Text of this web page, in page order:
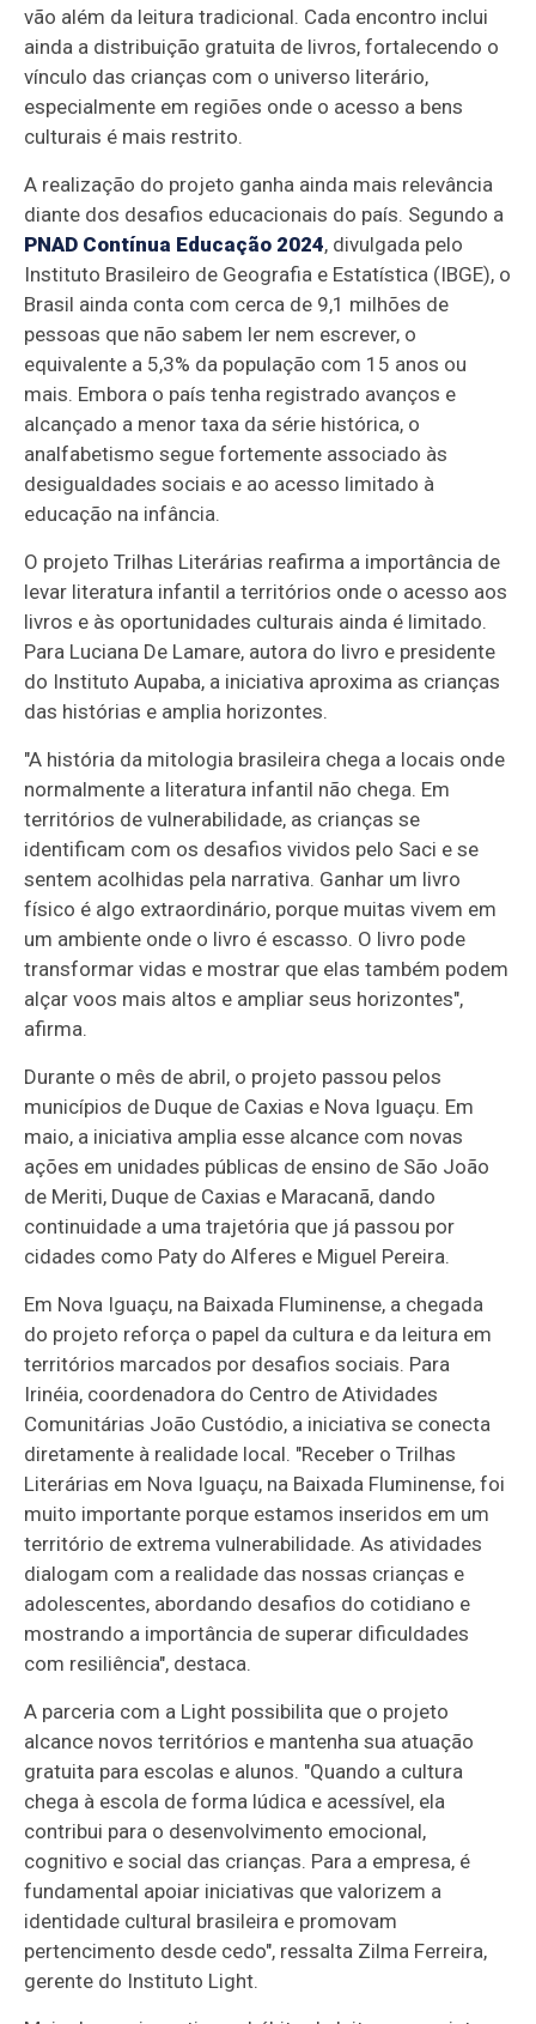
vão além da leitura tradicional. Cada encontro inclui
ainda a distribuição gratuita de livros, fortalecendo o
vínculo das crianças com o universo literário,
especialmente em regiões onde o acesso a bens
culturais é mais restrito.
A realização do projeto ganha ainda mais relevância
diante dos desafios educacionais do país. Segundo a
PNAD Contínua Educação 2024, divulgada pelo
Instituto Brasileiro de Geografia e Estatística (IBGE), o
Brasil ainda conta com cerca de 9,1 milhões de
pessoas que não sabem ler nem escrever, o
equivalente a 5,3% da população com 15 anos ou
mais. Embora o país tenha registrado avanços e
alcançado a menor taxa da série histórica, o
analfabetismo segue fortemente associado às
desigualdades sociais e ao acesso limitado à
educação na infância.
O projeto Trilhas Literárias reafirma a importância de
levar literatura infantil a territórios onde o acesso aos
livros e às oportunidades culturais ainda é limitado.
Para Luciana De Lamare, autora do livro e presidente
do Instituto Aupaba, a iniciativa aproxima as crianças
das histórias e amplia horizontes.
"A história da mitologia brasileira chega a locais onde
normalmente a literatura infantil não chega. Em
territórios de vulnerabilidade, as crianças se
identificam com os desafios vividos pelo Saci e se
sentem acolhidas pela narrativa. Ganhar um livro
físico é algo extraordinário, porque muitas vivem em
um ambiente onde o livro é escasso. O livro pode
transformar vidas e mostrar que elas também podem
alçar voos mais altos e ampliar seus horizontes",
afirma.
Durante o mês de abril, o projeto passou pelos
municípios de Duque de Caxias e Nova Iguaçu. Em
maio, a iniciativa amplia esse alcance com novas
ações em unidades públicas de ensino de São João
de Meriti, Duque de Caxias e Maracanã, dando
continuidade a uma trajetória que já passou por
cidades como Paty do Alferes e Miguel Pereira.
Em Nova Iguaçu, na Baixada Fluminense, a chegada
do projeto reforça o papel da cultura e da leitura em
territórios marcados por desafios sociais. Para
Irinéia, coordenadora do Centro de Atividades
Comunitárias João Custódio, a iniciativa se conecta
diretamente à realidade local. "Receber o Trilhas
Literárias em Nova Iguaçu, na Baixada Fluminense, foi
muito importante porque estamos inseridos em um
território de extrema vulnerabilidade. As atividades
dialogam com a realidade das nossas crianças e
adolescentes, abordando desafios do cotidiano e
mostrando a importância de superar dificuldades
com resiliência", destaca.
A parceria com a Light possibilita que o projeto
alcance novos territórios e mantenha sua atuação
gratuita para escolas e alunos. "Quando a cultura
chega à escola de forma lúdica e acessível, ela
contribui para o desenvolvimento emocional,
cognitivo e social das crianças. Para a empresa, é
fundamental apoiar iniciativas que valorizem a
identidade cultural brasileira e promovam
pertencimento desde cedo", ressalta Zilma Ferreira,
gerente do Instituto Light.